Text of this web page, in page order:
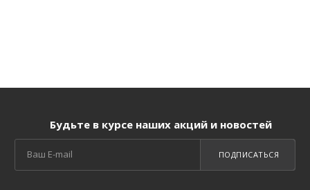
Будьте в курсе наших акций и новостей
ПОДПИСАТЬСЯ